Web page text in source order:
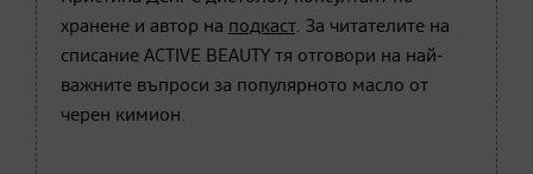
хранене и автор на подкаст. За читателите на
списание ACTIVE BEAUTY тя отговори на най-
важните въпроси за популярното масло от
черен кимион.